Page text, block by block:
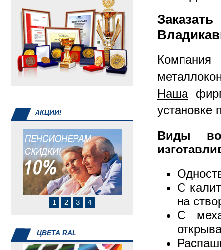
Компания
Наша
установке
Виды
С
на
С
Скамейки,
урны
Спорт
инвентарь
АКЦИИ!
1 2 3 4
ЦВЕТА RAL